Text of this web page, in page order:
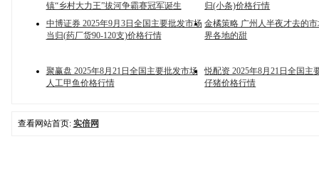
镇“乡村大力王”拔河争霸赛冠军诞生
归(小条)价格行情
中博证券 2025年9月3日全国主要批发市场
当归(药厂货90-120支)价格行情
金橘策略 广州人半夜才去的
界各地的甜
聚赢盘 2025年8月21日全国主要批发市场
人工甲鱼价格行情
悦配资 2025年8月21日全国主
仔猪价格行情
查看网站首页: 实倍网